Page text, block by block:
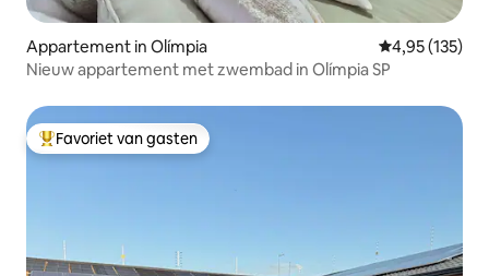
Appartement in Olímpia Gemiddelde
4,95 (135)
Nieuw appartement met zwembad in Olímpia SP
Topfavoriet van gasten
Favoriet van gasten